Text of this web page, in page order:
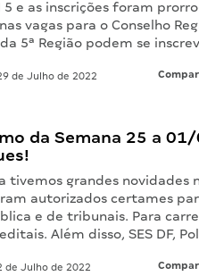
5 e as inscrições foram
vagas para o Conselho
5ª Região podem se
de Julho de 2022
da Semana 25 a
tivemos grandes novidades
autorizados certames
e de tribunais. Para
Além disso, SES DF,
de Julho de 2022